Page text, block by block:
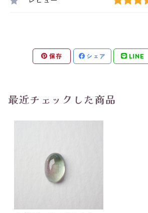
保存 シェア LINE
最近チェックした商品